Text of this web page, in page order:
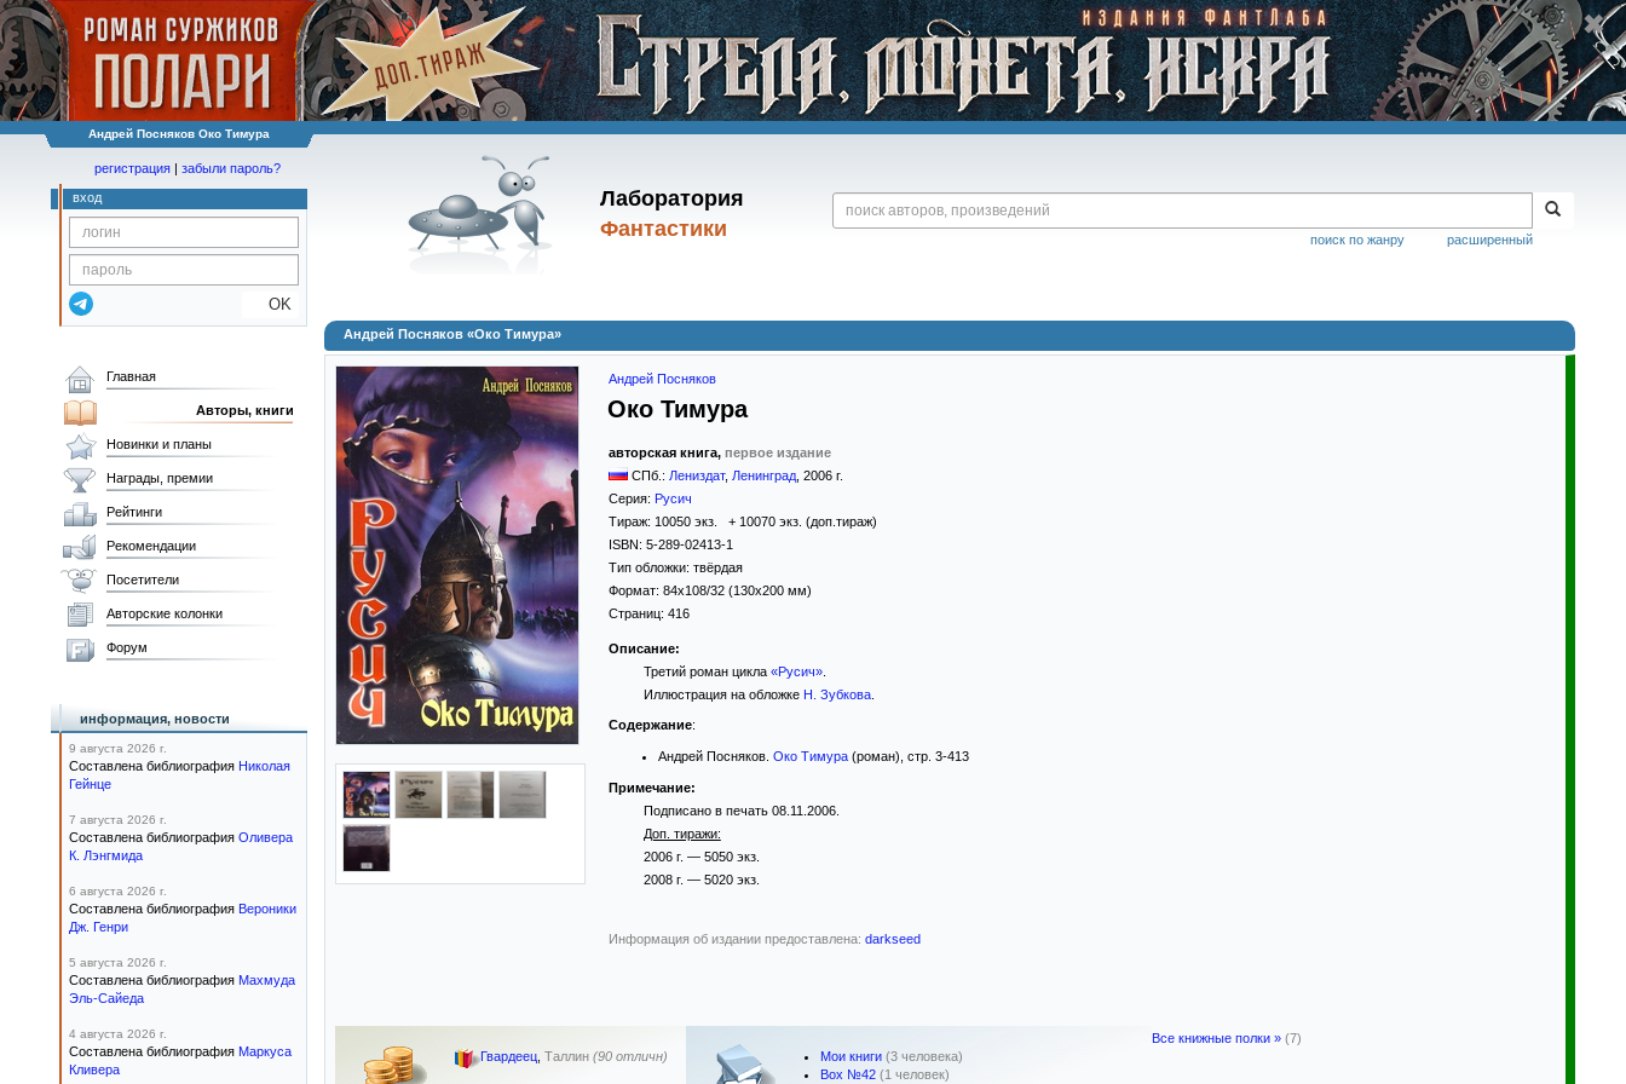
Андрей Посняков Око Тимура
Лаборатория
Фантастики
расширенный
поиск по жанру
регистрация | забыли пароль?
вход
OK
Андрей Посняков «Око Тимура»
Андрей Посняков
Око Тимура
авторская книга, первое издание
СПб.: Лениздат, Ленинград 2006 г.
Серия: Русич
Тираж: 10050 экз. + 10070 экз. (доп.тираж)
ISBN: 5-289-02413-1
Тип обложки: твёрдая
Формат: 84x108/32 (130x200 мм)
Страниц: 416
Описание:
Третий роман цикла «Русич».
Иллюстрация на обложке Н. Зубкова.
Содержание:
Андрей Посняков. Око Тимура (роман), стр. 3-413
Примечание:
Подписано в печать 08.11.2006.
Доп. тиражи:
2006 г. — 5050 экз.
2008 г. — 5020 экз.
Информация об издании предоставлена: darkseed
Гвардеец, Таллин (90 отличн) Мои книги (3 человека)
Box №42 (1 человек)
Все книжные полки » (7)
Главная
Авторы, книги
Новинки и планы
Награды, премии
Рейтинги
Рекомендации
Посетители
Авторские колонки
Форум
информация, новости
9 августа 2026 г.
Составлена библиография Николая
Гейнце
7 августа 2026 г.
Составлена библиография Оливера
К. Лэнгмида
6 августа 2026 г.
Составлена библиография Вероники
Дж. Генри
5 августа 2026 г.
Составлена библиография Махмуда
Эль-Сайеда
4 августа 2026 г.
Составлена библиография Маркуса
Кливера